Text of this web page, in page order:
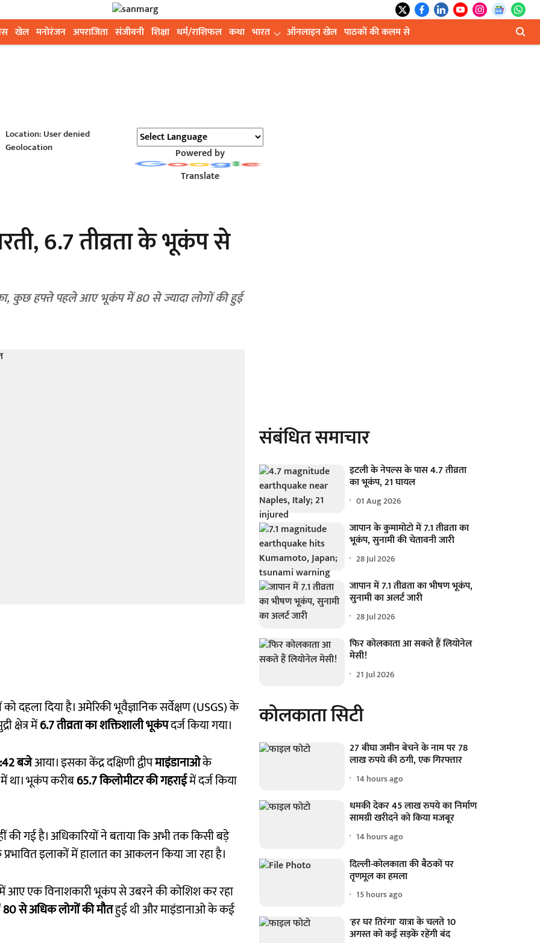
खेल मनोरंजन अपराजिता संजीवनी शिक्षा धर्म/राशिफल कथा भारत ऑनलाइन खेल पाठकों की कलम से
Location: User denied
Geolocation
Powered by
Translate
6.7 तीव्रता के भूकंप से
कुछ हफ्ते पहले आए भूकंप में 80 से ज्यादा लोगों की हुई
दिया है। अमेरिकी भूवैज्ञानिक सर्वेक्षण (USGS) के
क्षेत्र में6.7 तीव्रता का शक्तिशाली भूकंपदर्ज किया गया।
बजेआया। इसका केंद्र दक्षिणी द्वीपमाइंडानाओके
था। भूकंप करीब65.7 किलोमीटर की गहराईमें दर्ज किया
गई है। अधिकारियों ने बताया कि अभी तक किसी बड़े
इलाकों में हालात का आकलन किया जा रहा है।
एक विनाशकारी भूकंप से उबरने की कोशिश कर रहा
80 से अधिक लोगों की मौतहुई थी और माइंडानाओ के कई
संबंधित समाचार
इटली के नेपल्स के पास 4.7 तीव्रता
का भूकंप, 21 घायल
01 Aug 2026
जापान के कुमामोटो में 7.1 तीव्रता का
भूकंप, सुनामी की चेतावनी जारी
28 Jul 2026
जापान में 7.1 तीव्रता का भीषण भूकंप,
सुनामी का अलर्ट जारी
28 Jul 2026
फिर कोलकाता आ सकते हैं लियोनेल
मेसी!
21 Jul 2026
कोलकाता सिटी
27 बीघा जमीन बेचने के नाम पर 78
लाख रुपये की ठगी, एक गिरफ्तार
14 hours ago
धमकी देकर 45 लाख रुपये का निर्माण
सामग्री खरीदने को किया मजबूर
14 hours ago
दिल्ली-कोलकाता की बैठकों पर
तृणमूल का हमला
15 hours ago
'हर घर तिरंगा' यात्रा के चलते 10
अगस्त को कई सड़कें रहेंगी बंद